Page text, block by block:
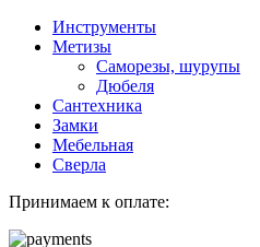
Инструменты
Метизы
Саморезы, шурупы
Дюбеля
Сантехника
Замки
Мебельная
Сверла
Принимаем к оплате: